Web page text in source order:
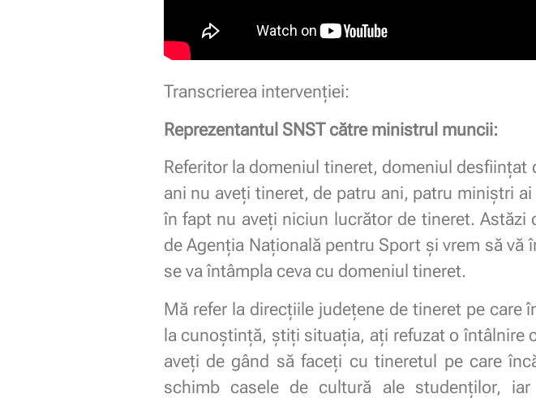
Transcrierea intervenției:
Reprezentantul SNST către ministrul muncii:
Referitor la domeniul tineret, domeniul desființat
ani nu aveți tineret, de patru ani, patru miniștri
în fapt nu aveți niciun lucrător de tineret.
de Agenția Națională pentru Sport și vrem să
se va întâmpla ceva cu domeniul tineret.
Mă refer la direcțiile județene de tineret pe
la cunoștință, știți situația, ați refuzat o întâlnire
aveți de gând să faceți cu tineretul pe care
schimb casele de cultură ale studenților,